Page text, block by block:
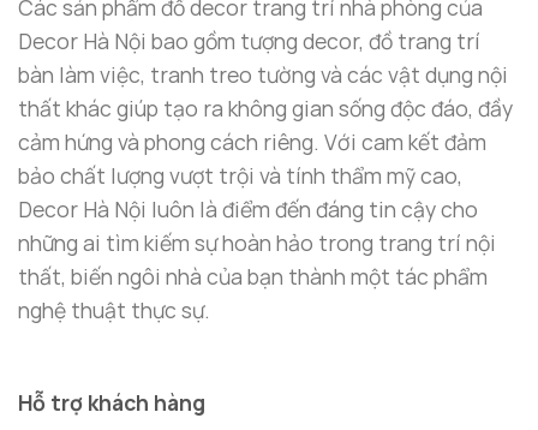
Các sản phẩm đồ decor trang trí nhà phòng của
Decor Hà Nội bao gồm tượng decor, đồ trang trí
bàn làm việc, tranh treo tường và các vật dụng nội
thất khác giúp tạo ra không gian sống độc đáo, đầy
cảm hứng và phong cách riêng. Với cam kết đảm
bảo chất lượng vượt trội và tính thẩm mỹ cao,
Decor Hà Nội luôn là điểm đến đáng tin cậy cho
những ai tìm kiếm sự hoàn hảo trong trang trí nội
thất, biến ngôi nhà của bạn thành một tác phẩm
nghệ thuật thực sự.
Hỗ trợ khách hàng